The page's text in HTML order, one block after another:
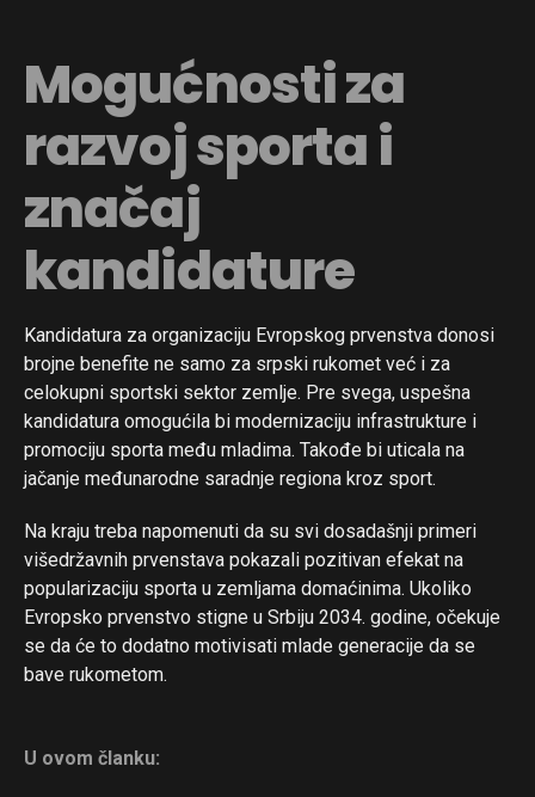
Mogućnosti za
razvoj sporta i
značaj
kandidature
Kandidatura za organizaciju Evropskog prvenstva donosi
brojne benefite ne samo za srpski rukomet već i za
celokupni sportski sektor zemlje. Pre svega, uspešna
kandidatura omogućila bi modernizaciju infrastrukture i
promociju sporta među mladima. Takođe bi uticala na
jačanje međunarodne saradnje regiona kroz sport.
Na kraju treba napomenuti da su svi dosadašnji primeri
višedržavnih prvenstava pokazali pozitivan efekat na
popularizaciju sporta u zemljama domaćinima. Ukoliko
Evropsko prvenstvo stigne u Srbiju 2034. godine, očekuje
se da će to dodatno motivisati mlade generacije da se
bave rukometom.
U ovom članku: